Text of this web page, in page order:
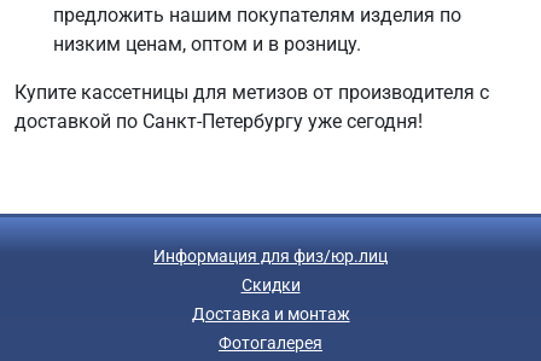
предложить нашим покупателям изделия по
низким ценам, оптом и в розницу.
Купите кассетницы для метизов от производителя с
доставкой по Санкт-Петербургу уже сегодня!
Информация для физ/юр.лиц
Скидки
Доставка и монтаж
Фотогалерея